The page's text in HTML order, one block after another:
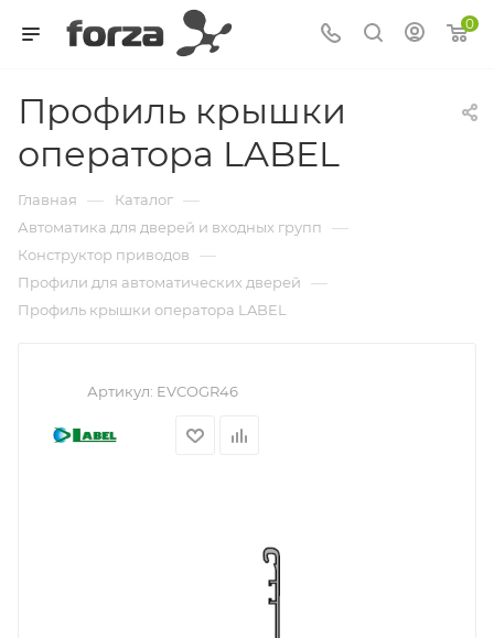
0
Профиль крышки
оператора LABEL
Главная — Каталог —
Автоматика для дверей и входных групп —
Конструктор приводов —
Профили для автоматических дверей —
Профиль крышки оператора LABEL
Артикул: EVCOGR46